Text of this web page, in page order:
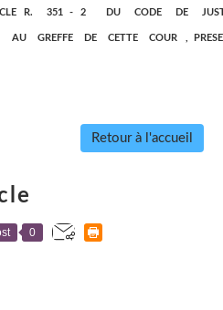
R. 351 - 2 DU CODE DE
GREFFE DE CETTE COUR ,
Retour à l'accueil
0